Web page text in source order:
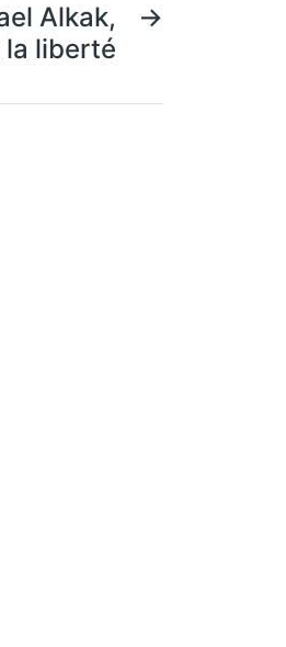
→
Alkak,
la liberté